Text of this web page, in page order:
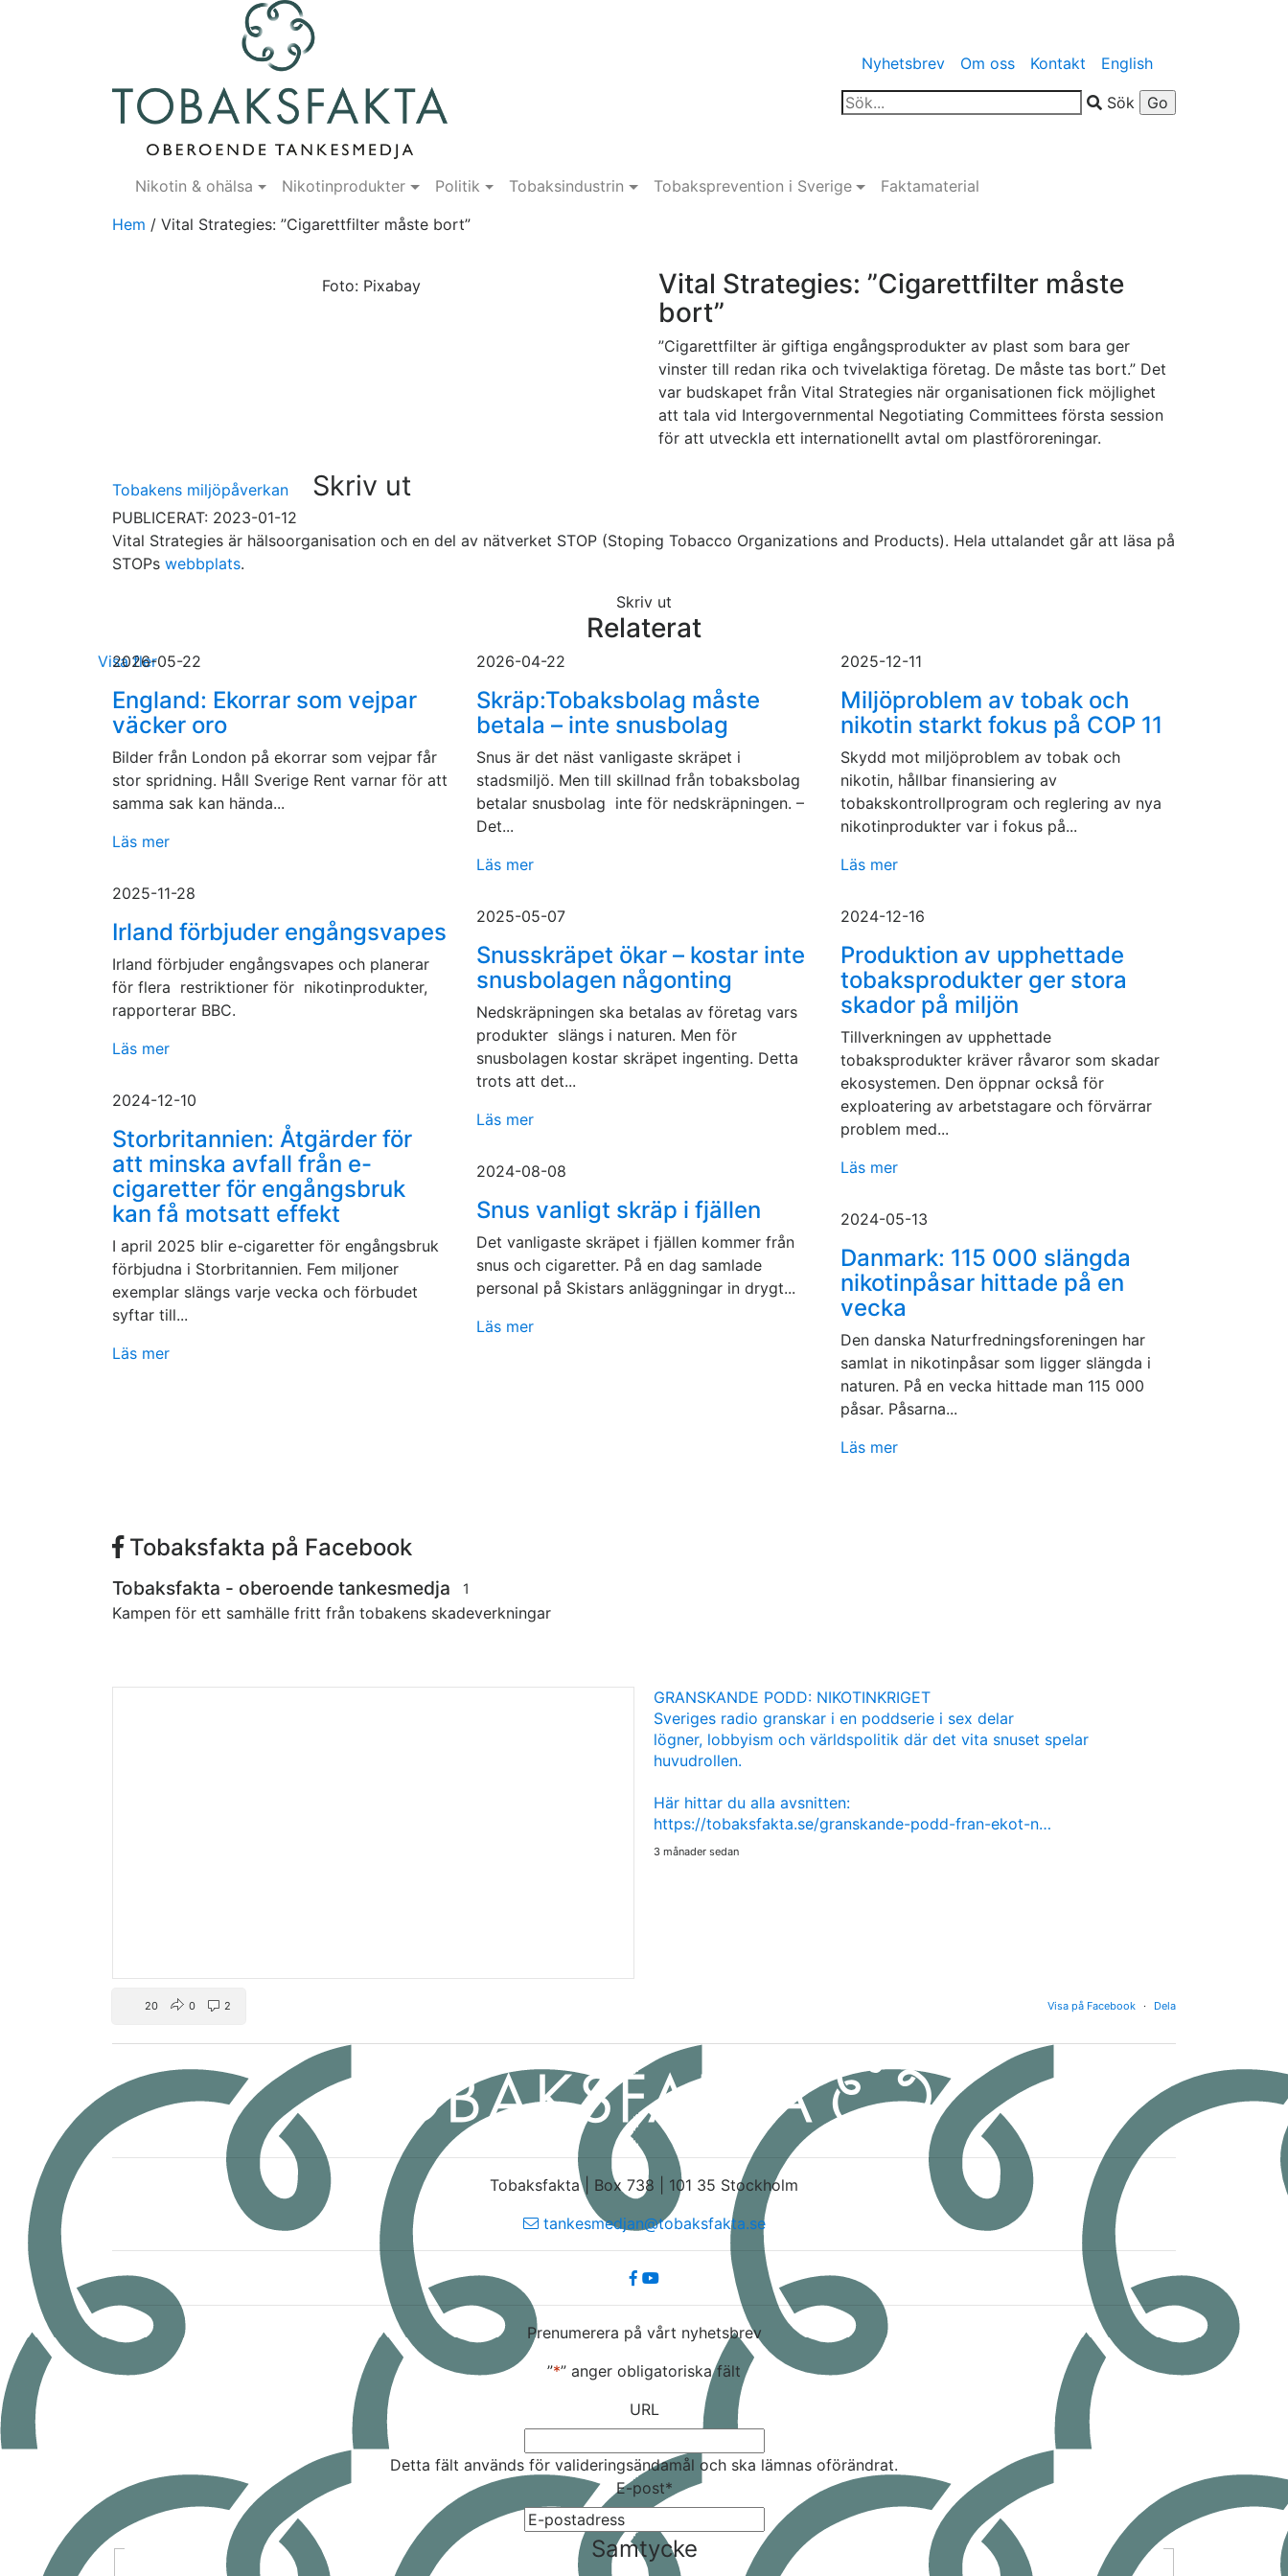
Nyhetsbrev Om oss Kontakt English
Sök
Nikotin & ohälsa Nikotinprodukter Politik Tobaksindustrin Tobaksprevention i Sverige
Faktamaterial
Hem / Vital Strategies: ”Cigarettfilter måste bort”
Foto: Pixabay
Vital Strategies: ”Cigarettfilter måste
bort”
”Cigarettfilter är giftiga engångsprodukter av plast som bara ger
vinster till redan rika och tvivelaktiga företag. De måste tas bort.” Det
var budskapet från Vital Strategies när organisationen fick möjlighet
att tala vid Intergovernmental Negotiating Committees första session
för att utveckla ett internationellt avtal om plastföroreningar.
Tobakens miljöpåverkan Skriv ut
PUBLICERAT: 2023-01-12
Vital Strategies är hälsoorganisation och en del av nätverket STOP (Stoping Tobacco Organizations and Products). Hela uttalandet går att läsa på
STOPs webbplats.
Skriv ut
Relaterat
2026-05-22
England: Ekorrar som vejpar
väcker oro
Bilder från London på ekorrar som vejpar får
stor spridning. Håll Sverige Rent varnar för att
samma sak kan hända...
Läs mer
2026-04-22
Skräp:Tobaksbolag måste
betala – inte snusbolag
Snus är det näst vanligaste skräpet i
stadsmiljö. Men till skillnad från tobaksbolag
betalar snusbolag inte för nedskräpningen. –
Det...
Läs mer
2025-12-11
Miljöproblem av tobak och
nikotin starkt fokus på COP 11
Skydd mot miljöproblem av tobak och
nikotin, hållbar finansiering av
tobakskontrollprogram och reglering av nya
nikotinprodukter var i fokus på...
Läs mer
2025-11-28
Irland förbjuder engångsvapes
Irland förbjuder engångsvapes och planerar
för flera restriktioner för nikotinprodukter,
rapporterar BBC.
Läs mer
2025-05-07
Snusskräpet ökar – kostar inte
snusbolagen någonting
Nedskräpningen ska betalas av företag vars
produkter slängs i naturen. Men för
snusbolagen kostar skräpet ingenting. Detta
trots att det...
Läs mer
2024-12-16
Produktion av upphettade
tobaksprodukter ger stora
skador på miljön
Tillverkningen av upphettade
tobaksprodukter kräver råvaror som skadar
ekosystemen. Den öppnar också för
exploatering av arbetstagare och förvärrar
problem med...
Läs mer
2024-12-10
Storbritannien: Åtgärder för
att minska avfall från e-
cigaretter för engångsbruk
kan få motsatt effekt
I april 2025 blir e-cigaretter för engångsbruk
förbjudna i Storbritannien. Fem miljoner
exemplar slängs varje vecka och förbudet
syftar till...
Läs mer
2024-08-08
Snus vanligt skräp i fjällen
Det vanligaste skräpet i fjällen kommer från
snus och cigaretter. På en dag samlade
personal på Skistars anläggningar in drygt...
Läs mer
2024-05-13
Danmark: 115 000 slängda
nikotinpåsar hittade på en
vecka
Den danska Naturfredningsforeningen har
samlat in nikotinpåsar som ligger slängda i
naturen. På en vecka hittade man 115 000
påsar. Påsarna...
Läs mer
Visa fler
Tobaksfakta på Facebook
Tobaksfakta - oberoende tankesmedja 1
Kampen för ett samhälle fritt från tobakens skadeverkningar
GRANSKANDE PODD: NIKOTINKRIGET
Sveriges radio granskar i en poddserie i sex delar
lögner, lobbyism och världspolitik där det vita snuset spelar
huvudrollen.
Här hittar du alla avsnitten:
https://tobaksfakta.se/granskande-podd-fran-ekot-n…
3 månader sedan
Visa på Facebook · Dela
20 0 2
Tobaksfakta | Box 738 | 101 35 Stockholm
tankesmedjan@tobaksfakta.se
Prenumerera på vårt nyhetsbrev
”*” anger obligatoriska fält
URL
Detta fält används för valideringsändamål och ska lämnas oförändrat.
E-post*
Samtycke